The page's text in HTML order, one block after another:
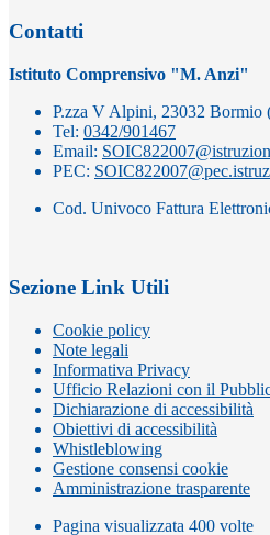
Contatti
Istituto Comprensivo "M. Anzi"
P.zza V Alpini, 23032 Bormio
Tel: 0342/901467
Email:
PEC:
Cod. Univoco Fattura
Sezione Link Utili
Cookie policy
Note legali
Informativa Privacy
Ufficio Relazioni con il
Dichiarazione di accessibilità
Obiettivi di accessibilità
Whistleblowing
Gestione consensi cookie
Amministrazione trasparente
Pagina visualizzata 400 volte